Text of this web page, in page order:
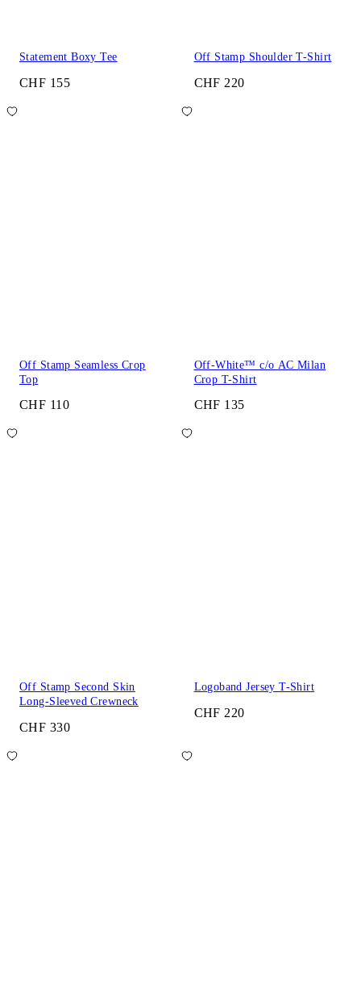
Statement Boxy Tee
CHF 155
Off Stamp Shoulder T-Shirt
CHF 220
Off Stamp Seamless Crop
Top
CHF 110
Off-White™ c/o AC Milan
Crop T-Shirt
CHF 135
Off Stamp Second Skin
Long-Sleeved Crewneck
CHF 330
Logoband Jersey T-Shirt
CHF 220